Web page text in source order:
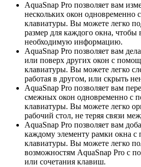
AquaSnap Pro позволяет вам
нескольких окон
клавиатуры. Вы можете легко
размер для каждого окна, чтобы
необходимую информацию.
AquaSnap Pro позволяет вам
или поверх других окон с
клавиатуры. Вы можете легко
работая в другом, или скрыть
AquaSnap Pro позволяет вам
смежных окон одновременно
клавиатуры. Вы можете легко
рабочий стол, не теряя связи
AquaSnap Pro позволяет вам
каждому элементу рамки окна
клавиатуры. Вы можете легко
возможностям AquaSnap Pro с
или сочетания клавиш.